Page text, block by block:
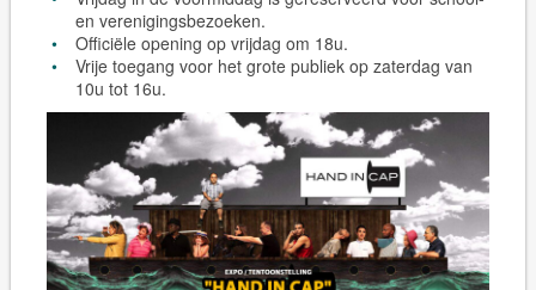
en verenigingsbezoeken.
Officiële opening op vrijdag om 18u.
Vrije toegang voor het grote publiek op zaterdag van
10u tot 16u.